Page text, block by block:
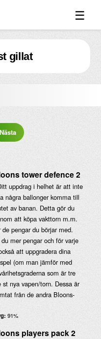
☰
gillat
Nästa
tower defence 2
uppdrag i helhet är att inte
några ballonger komma till
av banan. Detta gör du
att köpa vakttorn m.m.
de pengar du börjar med.
mer pengar och för varje
att uppgradera dina
(om man jämför med
som är tre
nya vapen/torn. Dessa är
från de andra Bloons-
91%
players pack 2